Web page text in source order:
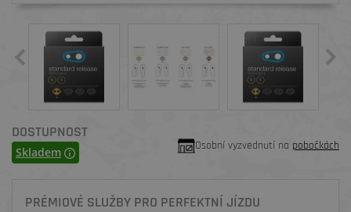
DOSTUPNOST
Skladem Osobní vyzvednutí na pobočkách
PRÉMIOVÉ SLUŽBY PRO PERFEKTNÍ JÍZDU